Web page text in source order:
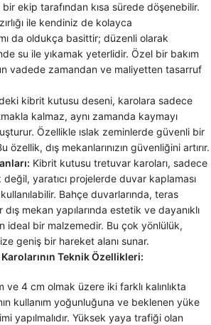
ekip tarafından kısa sürede döşenebilir.
ile kendiniz de kolayca
da oldukça basittir; düzenli olarak
su ile yıkamak yeterlidir. Özel bir bakım
vadede zamandan ve maliyetten tasarruf
kibrit kutusu deseni, karolara sadece
kalmaz, aynı zamanda kaymayı
Özellikle ıslak zeminlerde güvenli bir
özellik, dış mekanlarınızın güvenliğini artırır.
Kibrit kutusu tretuvar karoları, sadece
yaratıcı projelerde duvar kaplaması
Bahçe duvarlarında, teras
mekan yapılarında estetik ve dayanıklı
ideal bir malzemedir. Bu çok yönlülük,
geniş bir hareket alanı sunar.
Teknik Özellikleri:
ve 4 cm olmak üzere iki farklı kalınlıkta
kullanım yoğunluğuna ve beklenen yüke
yapılmalıdır. Yüksek yaya trafiği olan